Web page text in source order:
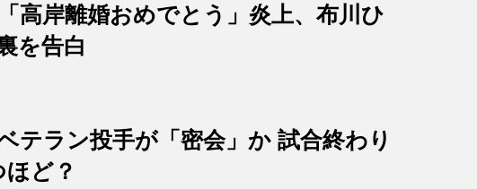
高岸離婚おめでとう」炎上、布川ひ
を告白
テラン投手が「密会」か 試合終わり
ど？